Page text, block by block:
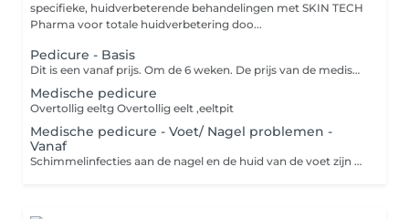
specifieke, huidverbeterende behandelingen met SKIN TECH
Pharma voor totale huidverbetering doo...
Pedicure - Basis
Dit is een vanaf prijs. Om de 6 weken. De prijs van de medische pedicure is afhankelijk van de problemen van de voet/ tenen.
Medische pedicure
Overtollig eeltg Overtollig eelt ,eeltpit
Medische pedicure - Voet/ Nagel problemen -
Vanaf
Schimmelinfecties aan de nagel en de huid van de voet zijn een veelvoorkomend probleem. De meest voorkomende symptomen van nagelschimmel zijn dikke, breekbare nagels met een abnormale kleur. De schimmel treft voornamelijk volwassenen en het risico op infectie stijgt met de leeftijd. Schimmelinfecties genezen uiterst zelden spontaan. Een behandeling zal dus vrijwel altijd nodig zijn. Schimmelnagel moet snel behandeld worden en de behandeling moet volgehouden worden tot er opnieuw een normale nagel groeit. De prijs zal bepaald worden volgens het stadium (zeer licht tot zeer ernstig) van uw infectie. De prijs ligt tussen €50 & €60.